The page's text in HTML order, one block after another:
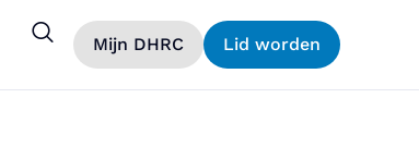
Mijn DHRC Lid worden